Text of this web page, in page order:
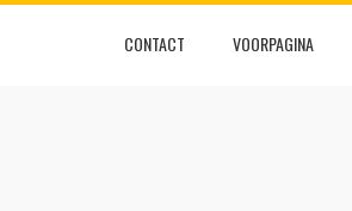
CONTACT VOORPAGINA